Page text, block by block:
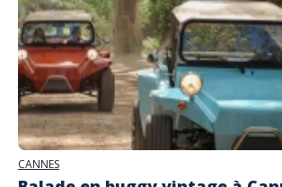
CANNES